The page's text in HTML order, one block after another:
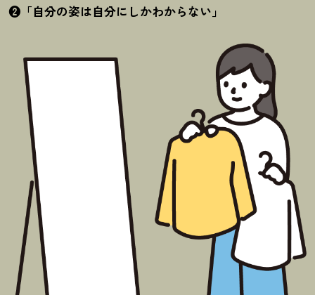
❷「自分の姿は自分にしかわからない」